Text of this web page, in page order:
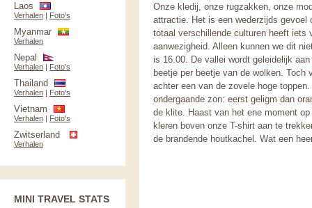
Onze kledij, onze rugzakken, onze
attractie. Het is een wederzijds
totaal verschillende culturen heeft iets
aanwezigheid. Alleen kunnen we dit
is 16.00. De vallei wordt geleidelijk
beetje per beetje van de wolken.
achter een van de zovele hoge
ondergaande zon: eerst geligm dan
de klite. Haast van het ene moment
kleren boven onze T-shirt aan te
de brandende houtkachel. Wat een
Laos
Verhalen | Foto's
Myanmar
Verhalen
Nepal
Verhalen | Foto's
Thailand
Verhalen | Foto's
Vietnam
Verhalen | Foto's
Zwitserland
Verhalen
MINI TRAVEL STATS